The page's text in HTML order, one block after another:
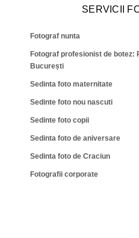
SERVICII
Fotograf nunta
Fotograf profesionist de botez:
București
Sedinta foto maternitate
Sedinte foto nou nascuti
Sedinte foto copii
Sedinta foto de aniversare
Sedinta foto de Craciun
Fotografii corporate